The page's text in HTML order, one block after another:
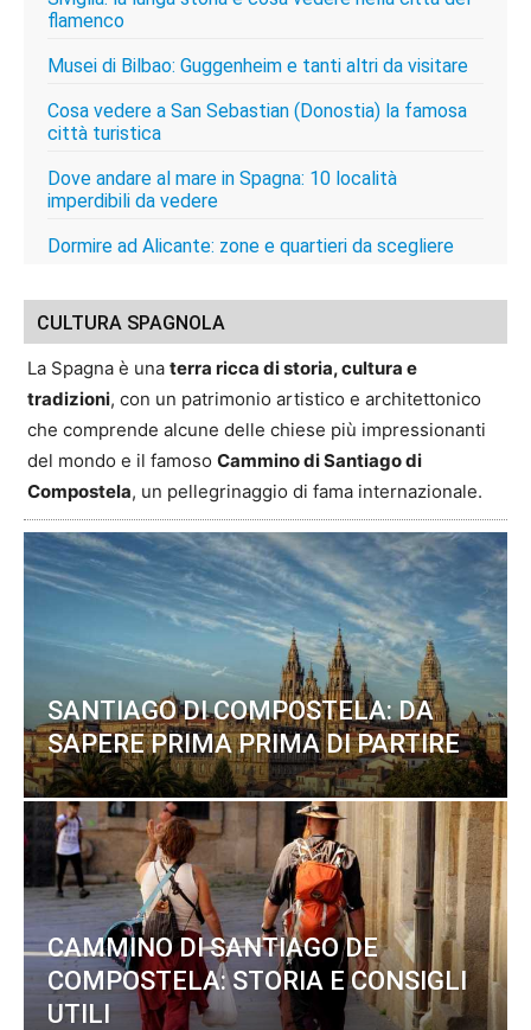
flamenco
Musei di Bilbao: Guggenheim e tanti altri da visitare
Cosa vedere a San Sebastian (Donostia) la famosa
città turistica
Dove andare al mare in Spagna: 10 località
imperdibili da vedere
Dormire ad Alicante: zone e quartieri da scegliere
CULTURA SPAGNOLA
La Spagna è una terra ricca di storia, cultura e
tradizioni, con un patrimonio artistico e architettonico
che comprende alcune delle chiese più impressionanti
del mondo e il famoso Cammino di Santiago di
Compostela, un pellegrinaggio di fama internazionale.
SANTIAGO DI COMPOSTELA: DA
SAPERE PRIMA PRIMA DI PARTIRE
CAMMINO DI SANTIAGO DE
COMPOSTELA: STORIA E CONSIGLI
UTILI